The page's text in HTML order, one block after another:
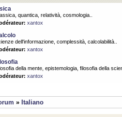
quantica, relatività, cosmologia..
xantox
dell'informazione, complessità, calcolabilità..
xantox
della mente, epistemologia, filosofia della
xantox
» Italiano